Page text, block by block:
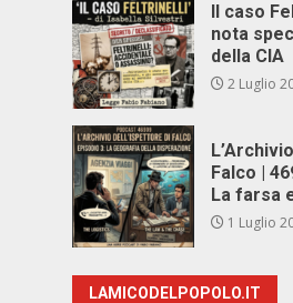
Il caso
nota
della CIA
2 Luglio
Falco |
La farsa
1 Luglio
LAMICODELPOPOLO.IT